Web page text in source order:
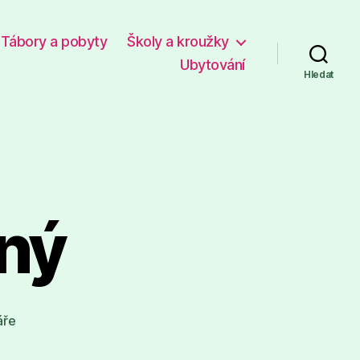
Tábory a pobyty
Školy a kroužky
Ubytování
Hledat
u